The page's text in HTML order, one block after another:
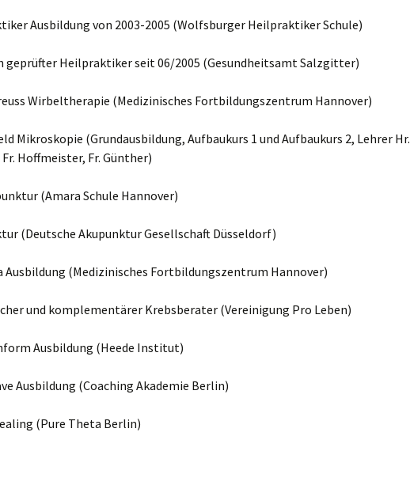
Behandlung
Ayurveda Massagen Ayurveda allgemein
Ernährungslehre
Ausbildung von 2003-2005 (Wolfsburger Heilpraktiker Schule)
geprüfter Heilpraktiker seit 06/2005 (Gesundheitsamt Salzgitter)
Wirbeltherapie (Medizinisches Fortbildungszentrum Hannover)
Mikroskopie (Grundausbildung, Aufbaukurs 1 und Aufbaukurs 2, Lehrer Hr.
Hoffmeister, Fr. Günther)
(Amara Schule Hannover)
(Deutsche Akupunktur Gesellschaft Düsseldorf)
Ausbildung (Medizinisches Fortbildungszentrum Hannover)
und komplementärer Krebsberater (Vereinigung Pro Leben)
Ausbildung (Heede Institut)
Ausbildung (Coaching Akademie Berlin)
(Pure Theta Berlin)